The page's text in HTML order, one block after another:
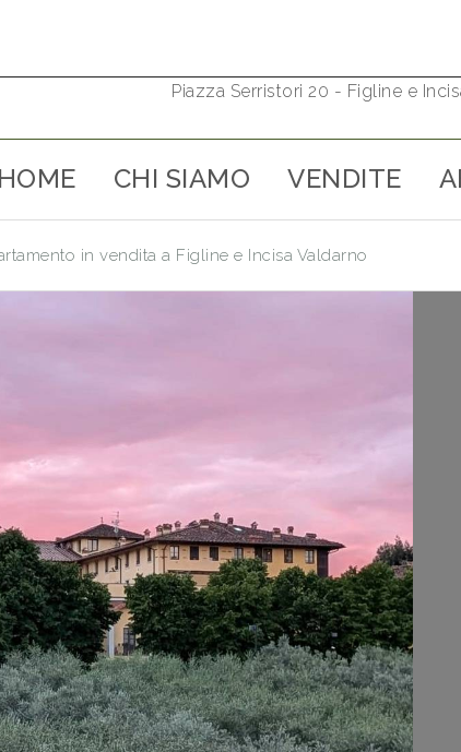
Piazza Serristori 20 - Figline e
HOME CHI SIAMO VENDITE
in vendita a Figline e Incisa Valdarno